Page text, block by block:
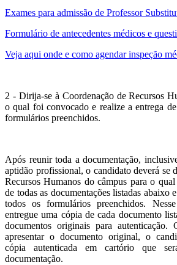
Exames para admissão de Professor
Formulário de antecedentes médicos e
Veja aqui onde e como agendar inspeção
2 - Dirija-se à Coordenação de Recursos
o qual foi convocado e realize a entrega
formulários preenchidos.
Após reunir toda a documentação,
aptidão profissional, o candidato deverá se
Recursos Humanos do câmpus para o
de todas as documentações listadas abaixo
todos os formulários preenchidos.
entregue uma cópia de cada documento
documentos originais para autenticação.
apresentar o documento original, o
cópia autenticada em cartório que
documentação.